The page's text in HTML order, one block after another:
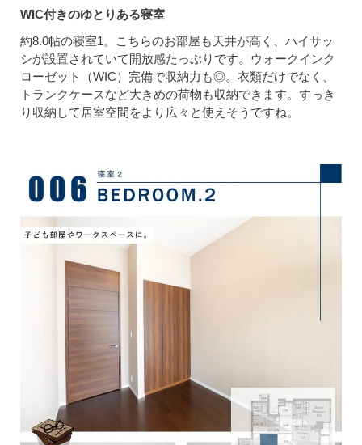
WIC付きのゆとりある寝室
約8.0帖の寝室1。こちらのお部屋も天井が高く、ハイサッ
シが設置されていて開放感たっぷりです。ウォークインク
ローゼット（WIC）完備で収納力も◎。衣類だけでなく、
トランクケースなど大きめの荷物も収納できます。すっき
り収納して居室空間をより広々と使えそうですね。